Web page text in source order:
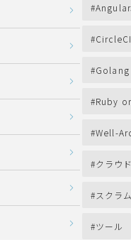
CircleCI
Golang
Ruby
Well-
クラウド
スクラム
ツール